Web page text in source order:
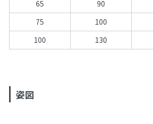
65
90
75
100
100
130
姿図